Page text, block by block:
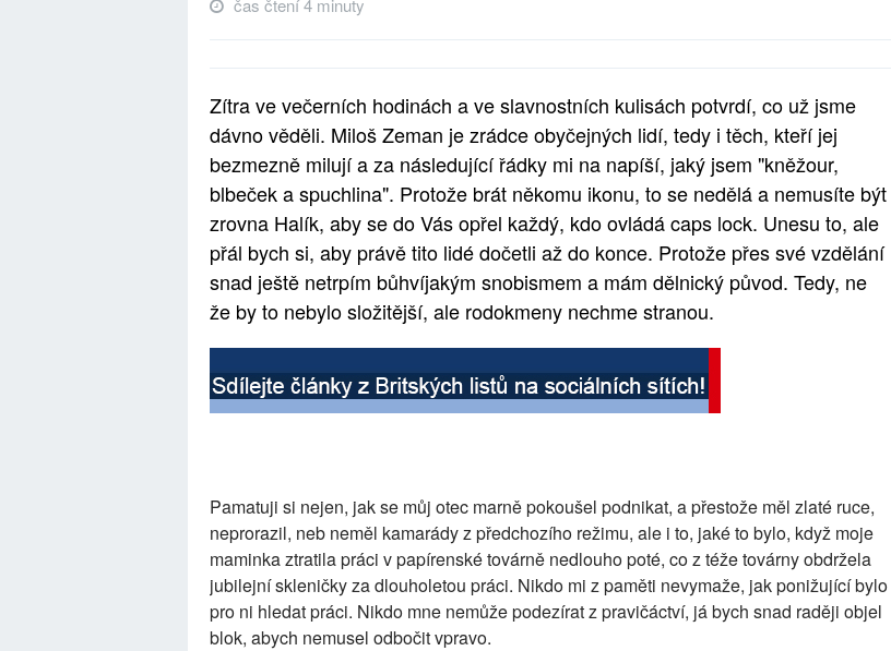
čas čtení 4 minuty
Zítra ve večerních hodinách a ve slavnostních kulisách potvrdí, co už jsme
dávno věděli. Miloš Zeman je zrádce obyčejných lidí, tedy i těch, kteří jej
bezmezně milují a za následující řádky mi na napíší, jaký jsem "kněžour,
blbeček a spuchlina". Protože brát někomu ikonu, to se nedělá a nemusíte být
zrovna Halík, aby se do Vás opřel každý, kdo ovládá caps lock. Unesu to, ale
přál bych si, aby právě tito lidé dočetli až do konce. Protože přes své vzdělání
snad ještě netrpím bůhvíjakým snobismem a mám dělnický původ. Tedy, ne
že by to nebylo složitější, ale rodokmeny nechme stranou.
Pamatuji si nejen, jak se můj otec marně pokoušel podnikat, a přestože měl zlaté ruce,
neprorazil, neb neměl kamarády z předchozího režimu, ale i to, jaké to bylo, když moje
maminka ztratila práci v papírenské továrně nedlouho poté, co z téže továrny obdržela
jubilejní skleničky za dlouholetou práci. Nikdo mi z paměti nevymaže, jak ponižující bylo
pro ni hledat práci. Nikdo mne nemůže podezírat z pravičáctví, já bych snad raději objel
blok, abych nemusel odbočit vpravo.